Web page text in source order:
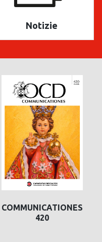
Notizie
COMMUNICATIONES
420